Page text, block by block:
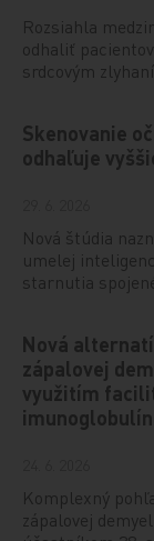
Rozsiahla
odhaliť
srdcovým
Skenovanie
odhaľuje
Nová štúdia
umelej
starnutia
Nová
zápalovej
využitím
Komplexný
zápalovej